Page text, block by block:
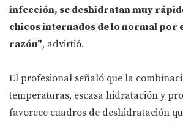
infección, se deshidratan muy
chicos internados de lo normal por
razón", advirtió.
El profesional señaló que la
temperaturas, escasa hidratación y
favorece cuadros de deshidratación